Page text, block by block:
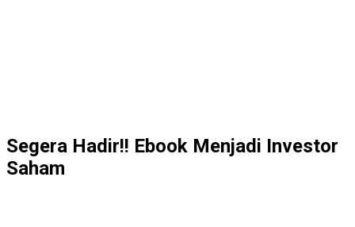
Segera Hadir!! Ebook Menjadi Investor
Saham